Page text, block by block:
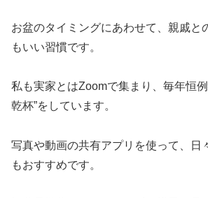
お盆のタイミングにあわせて、親戚と
もいい習慣です。
私も実家とはZoomで集まり、毎年恒
乾杯”をしています。
写真や動画の共有アプリを使って、日
もおすすめです。